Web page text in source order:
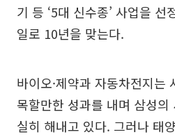
기 등 ‘5대 신수종’ 사업을
일로 10년을 맞는다.
바이오·제약과 자동차전지는
목할만한 성과를 내며 삼성
실히 해내고 있다. 그러나 태